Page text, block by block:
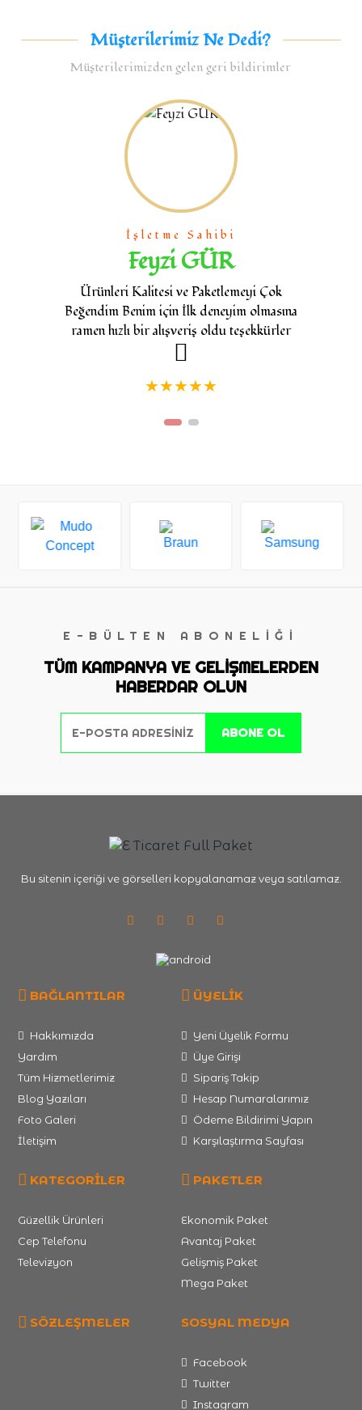
Müşterilerimiz Ne Dedi?
Müşterilerimizden gelen geri bildirimler
İşletme Sahibi
Feyzi GÜR
Ürünleri Kalitesi ve Paketlemeyi Çok
Beğendim Benim için İlk deneyim olmasına
ramen hızlı bir alışveriş oldu teşekkürler
★★★★★
E-BÜLTEN ABONELİĞİ
TÜM KAMPANYA VE GELİŞMELERDEN
HABERDAR OLUN
ABONE OL
Bu sitenin içeriği ve görselleri kopyalanamaz veya satılamaz.
BAĞLANTILAR
Hakkımızda
Yardım
Tüm Hizmetlerimiz
Blog Yazıları
Foto Galeri
İletişim
ÜYELİK
Yeni Üyelik Formu
Üye Girişi
Sipariş Takip
Hesap Numaralarımız
Ödeme Bildirimi Yapın
Karşılaştırma Sayfası
KATEGORİLER
Güzellik Ürünleri
Cep Telefonu
Televizyon
PAKETLER
Ekonomik Paket
Avantaj Paket
Gelişmiş Paket
Mega Paket
SÖZLEŞMELER SOSYAL MEDYA
Facebook
Twitter
Instagram